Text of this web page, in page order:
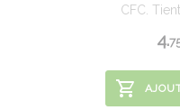
CFC.
4.